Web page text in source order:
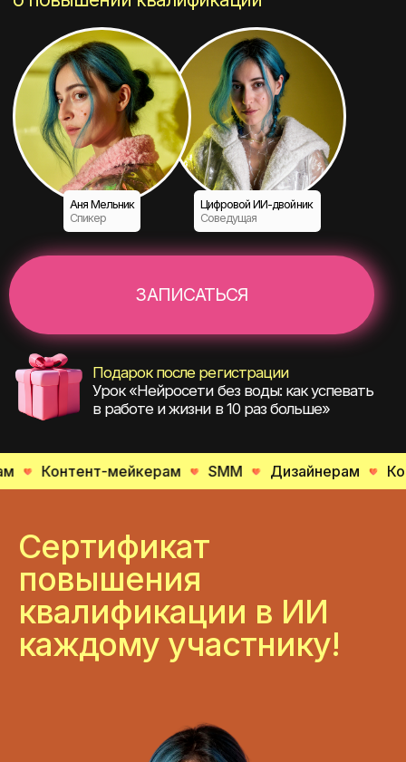
Подарок после регистрации
Урок «Нейросети без воды: как успевать
в работе и жизни в 10 раз больше»
ЗАПИСАТЬСЯ
SMM Дизайнерам Контент-мейкерам
Сертификат
повышения
квалификации в ИИ
каждому участнику!